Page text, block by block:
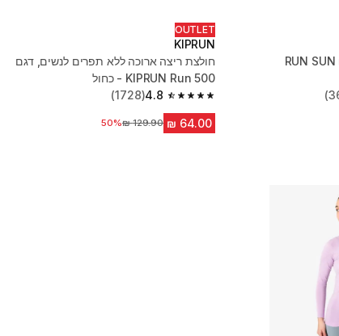
חולצה ארוכה לנשים RUN SUN
OUTLET
KIPRUN
חולצת ריצה ארוכה ללא תפרים לנשים, דגם
KIPRUN Run 500 - כחול
4.8
4.8 out of 5 stars from 1728 reviews
(1728)
מחיר לפני הנחה‏129.90 ₪
50%